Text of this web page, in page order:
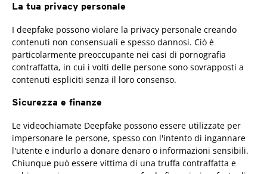
La tua privacy personale
I deepfake possono violare la privacy personale creando
contenuti non consensuali e spesso dannosi. Ciò è
particolarmente preoccupante nei casi di pornografia
contraffatta, in cui i volti delle persone sono sovrapposti a
contenuti espliciti senza il loro consenso.
Sicurezza e finanze
Le videochiamate Deepfake possono essere utilizzate per
impersonare le persone, spesso con l'intento di ingannare
l'utente e indurlo a donare denaro o informazioni sensibili.
Chiunque può essere vittima di una truffa contraffatta e